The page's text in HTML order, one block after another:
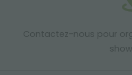
Contactez-nous pour